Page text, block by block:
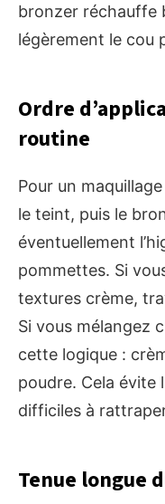
bronzer réchauffe
légèrement le cou
Ordre
routine
Pour un
le teint, puis le
éventuellement
pommettes. Si
textures crème,
Si vous mélangez
cette logique :
poudre. Cela évite
difficiles à
Tenue longue